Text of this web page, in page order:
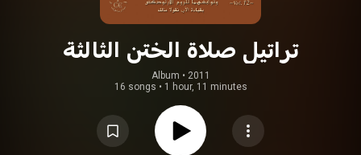
تراتيل صلاة الختن الثالثة
Album • 2011
16 songs • 1 hour, 11 minutes